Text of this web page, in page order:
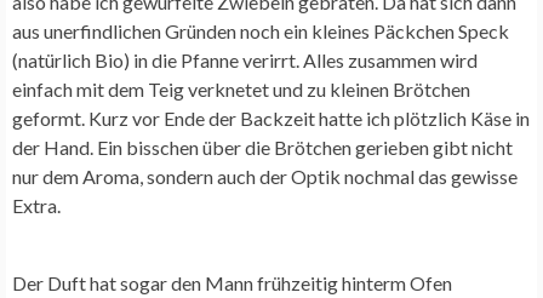
aus unerfindlichen Gründen noch ein kleines Päckchen Speck
(natürlich Bio) in die Pfanne verirrt. Alles zusammen wird
einfach mit dem Teig verknetet und zu kleinen Brötchen
geformt. Kurz vor Ende der Backzeit hatte ich plötzlich Käse in
der Hand. Ein bisschen über die Brötchen gerieben gibt nicht
nur dem Aroma, sondern auch der Optik nochmal das gewisse
Extra.
Der Duft hat sogar den Mann frühzeitig hinterm Ofen